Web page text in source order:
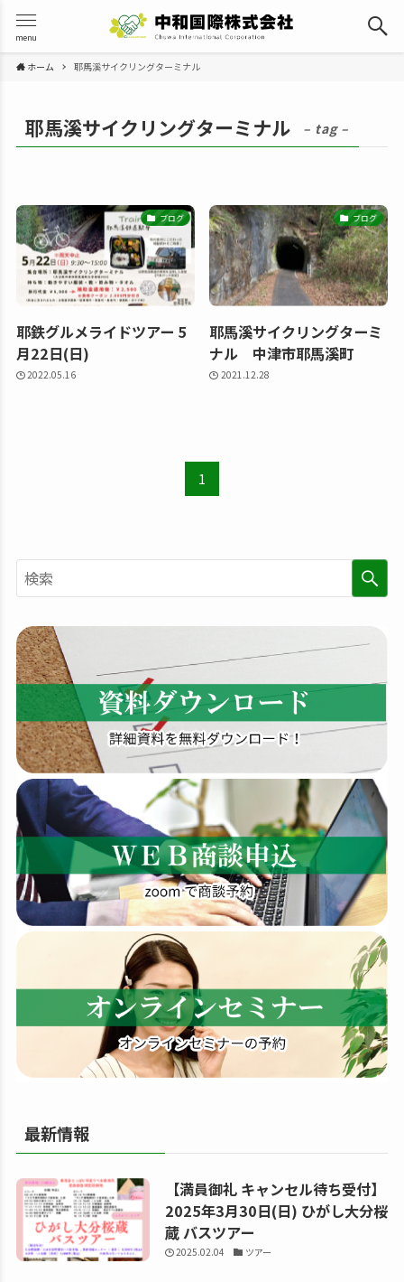
menu
ホーム 耶馬溪サイクリングターミナル
耶馬溪サイクリングターミナル – tag –
ブログ
耶鉄グルメライドツアー 5
月22日(日)
2022.05.16
ブログ
耶馬溪サイクリングターミ
ナル 中津市耶馬溪町
2021.12.28
1
索
す
る
最新情報
【満員御礼 キャンセル待ち受付】
2025年3月30日(日) ひがし大分桜
蔵 バスツアー
2025.02.04 ツアー